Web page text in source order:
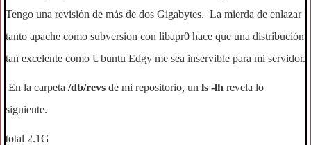
Tengo una revisión de más de dos Gigabytes. La mierda de enlazar
tanto apache como subversion con libapr0 hace que una distribución
tan excelente como Ubuntu Edgy me sea inservible para mi servidor.
En la carpeta /db/revs de mi repositorio, un ls -lh revela lo
siguiente.
total 2.1G